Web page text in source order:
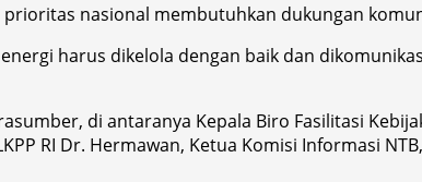
nasional membutuhkan dukungan
harus dikelola dengan baik dan
di antaranya Kepala Biro Fasilitasi
RI Dr. Hermawan, Ketua Komisi Informasi